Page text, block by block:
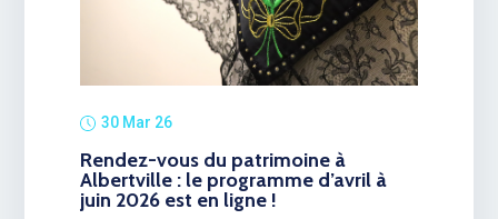
30 Mar 26
Rendez-vous du patrimoine à
Albertville : le programme d’avril à
juin 2026 est en ligne !